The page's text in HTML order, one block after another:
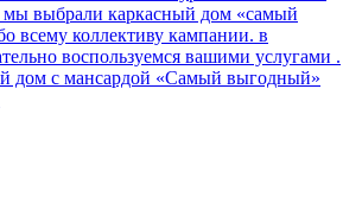
мы выбрали каркасный дом «самый
всему коллективу кампании. в
воспользуемся вашими услугами .